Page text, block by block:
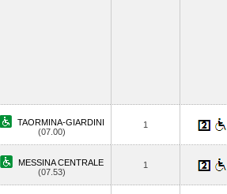
TAORMINA-GIARDINI
(07.00)
1
MESSINA CENTRALE
(07.53)
1